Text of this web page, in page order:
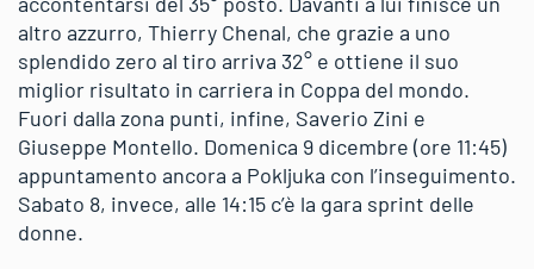
altro azzurro, Thierry Chenal, che grazie a uno
splendido zero al tiro arriva 32° e ottiene il suo
miglior risultato in carriera in Coppa del mondo.
Fuori dalla zona punti, infine, Saverio Zini e
Giuseppe Montello. Domenica 9 dicembre (ore 11:45)
appuntamento ancora a Pokljuka con l’inseguimento.
Sabato 8, invece, alle 14:15 c’è la gara sprint delle
donne.